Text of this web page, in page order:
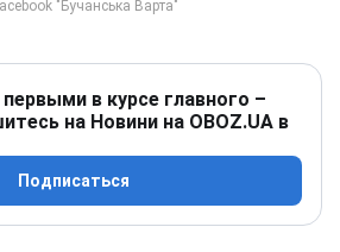
в курсе главного –
на Новини на OBOZ.UA в
Подписаться